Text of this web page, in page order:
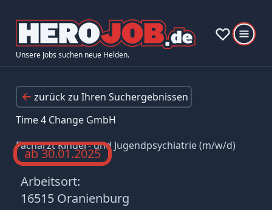
Unsere Jobs suchen neue Helden.
zurück zu Ihren Suchergebnissen
Time 4 Change GmbH
Facharzt Kinder- und Jugendpsychiatrie (m/w/d)
ab 30.01.2025
Arbeitsort:
16515 Oranienburg